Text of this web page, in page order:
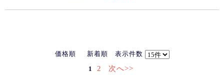
価格順 新着順 表示件数
1 2 次へ>>